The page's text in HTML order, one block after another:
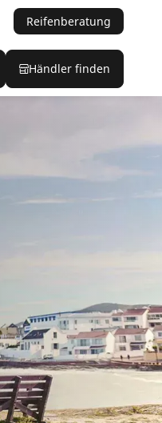
Reifenberatung
Händler finden